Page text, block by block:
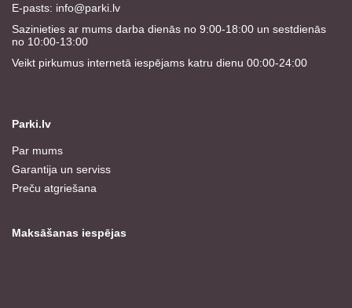
E-pasts: info@parki.lv
Sazinieties ar mums darba dienās no 9:00-18:00 un sestdienās
no 10:00-13:00
Veikt pirkumus internetā iespējams katru dienu 00:00-24:00
Parki.lv
Par mums
Garantija un serviss
Preču atgriešana
Maksāšanas iespējas